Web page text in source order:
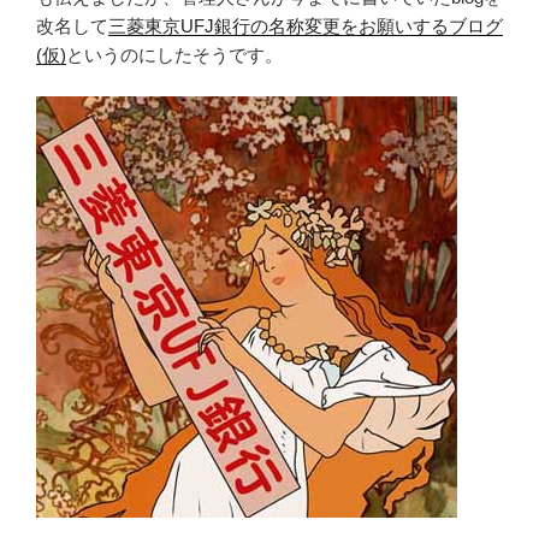
改名して三菱東京UFJ銀行の名称変更をお願いするブログ
(仮)というのにしたそうです。